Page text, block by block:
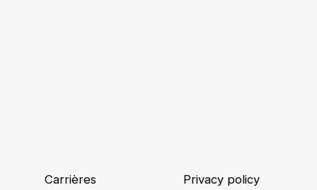
Carrières
Privacy policy